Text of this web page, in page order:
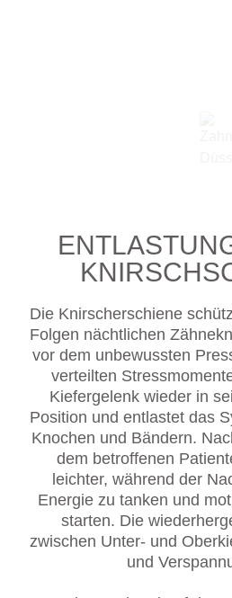
Die Knirscherschiene
Folgen nächtlichen
vor dem unbewussten
verteilten
Kiefergelenk wieder in
Position und entlastet das
Knochen und Bändern.
dem betroffenen
leichter, während der
Energie zu tanken und
starten. Die
zwischen Unter- und
und